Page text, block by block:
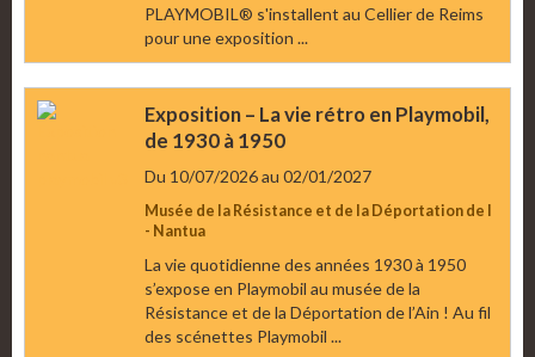
PLAYMOBIL® s'installent au Cellier de Reims
pour une exposition ...
Exposition – La vie rétro en Playmobil,
de 1930 à 1950
Du 10/07/2026au 02/01/2027
Musée de la Résistance et de la Déportation de l
- Nantua
La vie quotidienne des années 1930 à 1950
s’expose en Playmobil au musée de la
Résistance et de la Déportation de l’Ain ! Au fil
des scénettes Playmobil ...